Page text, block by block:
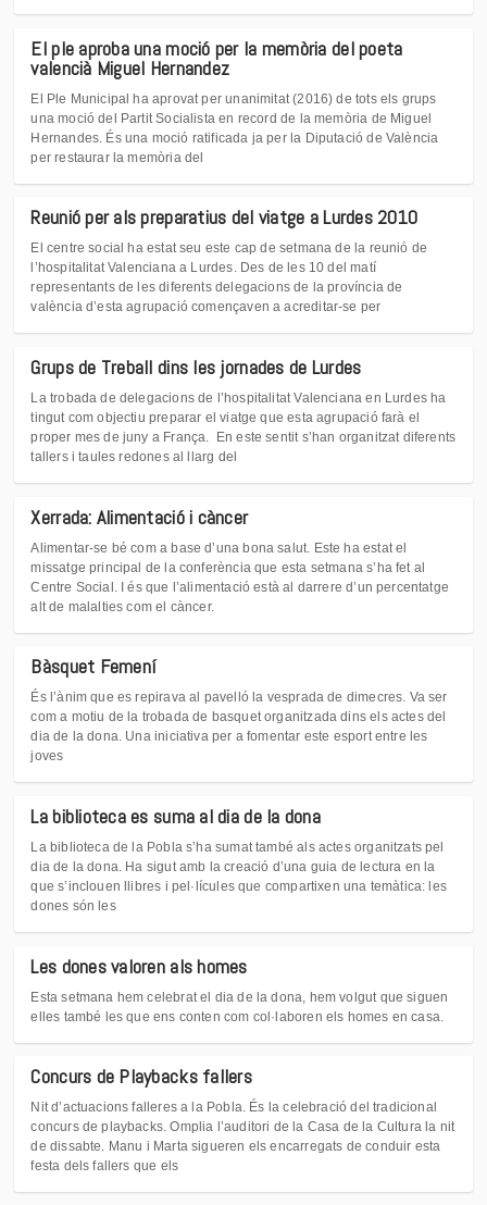
El ple aproba una moció per la memòria del poeta
valencià Miguel Hernandez
El Ple Municipal ha aprovat per unanimitat (2016) de tots els grups
una moció del Partit Socialista en record de la memòria de Miguel
Hernandes. És una moció ratificada ja per la Diputació de València
per restaurar la memòria del
Reunió per als preparatius del viatge a Lurdes 2010
El centre social ha estat seu este cap de setmana de la reunió de
l’hospitalitat Valenciana a Lurdes. Des de les 10 del matí
representants de les diferents delegacions de la província de
valència d’esta agrupació començaven a acreditar-se per
Grups de Treball dins les jornades de Lurdes
La trobada de delegacions de l’hospitalitat Valenciana en Lurdes ha
tingut com objectiu preparar el viatge que esta agrupació farà el
proper mes de juny a França. En este sentit s’han organitzat diferents
tallers i taules redones al llarg del
Xerrada: Alimentació i càncer
Alimentar-se bé com a base d’una bona salut. Este ha estat el
missatge principal de la conferència que esta setmana s’ha fet al
Centre Social. I és que l’alimentació està al darrere d’un percentatge
alt de malalties com el càncer.
Bàsquet Femení
És l’ànim que es repirava al pavelló la vesprada de dimecres. Va ser
com a motiu de la trobada de basquet organitzada dins els actes del
dia de la dona. Una iniciativa per a fomentar este esport entre les
joves
La biblioteca es suma al dia de la dona
La biblioteca de la Pobla s’ha sumat també als actes organitzats pel
dia de la dona. Ha sigut amb la creació d’una guia de lectura en la
que s’inclouen llibres i pel·lícules que compartixen una temàtica: les
dones són les
Les dones valoren als homes
Esta setmana hem celebrat el dia de la dona, hem volgut que siguen
elles també les que ens conten com col·laboren els homes en casa.
Concurs de Playbacks fallers
Nit d’actuacions falleres a la Pobla. És la celebració del tradicional
concurs de playbacks. Omplia l’auditori de la Casa de la Cultura la nit
de dissabte. Manu i Marta sigueren els encarregats de conduir esta
festa dels fallers que els